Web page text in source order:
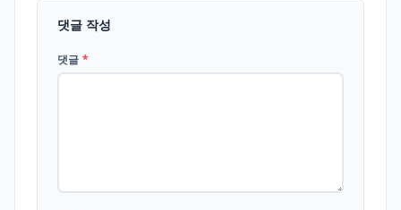
댓글 작성
댓글 *